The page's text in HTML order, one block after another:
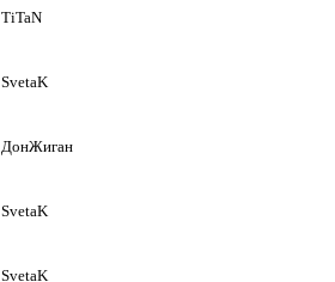
TiTaN
SvetaK
ДонЖиган
SvetaK
SvetaK